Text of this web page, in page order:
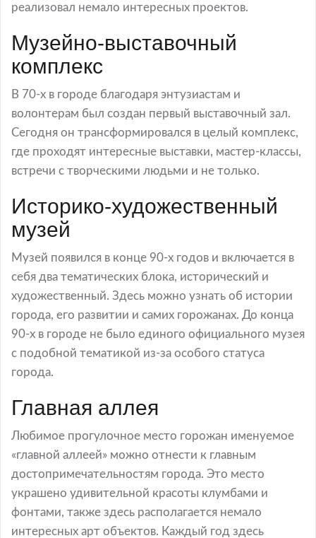
реализовал немало интересных проектов.
Музейно-выставочный
комплекс
В 70-х в городе благодаря энтузиастам и
волонтерам был создан первый выставочный зал.
Сегодня он трансформировался в целый комплекс,
где проходят интересные выставки, мастер-классы,
встречи с творческими людьми и не только.
Историко-художественный
музей
Музей появился в конце 90-х годов и включается в
себя два тематических блока, исторический и
художественный. Здесь можно узнать об истории
города, его развитии и самих горожанах. До конца
90-х в городе не было единого официального музея
с подобной тематикой из-за особого статуса
города.
Главная аллея
Любимое прогулочное место горожан именуемое
«главной аллеей» можно отнести к главным
достопримечательностям города. Это место
украшено удивительной красоты клумбами и
фонтами, также здесь располагается немало
интересных арт объектов. Каждый год здесь